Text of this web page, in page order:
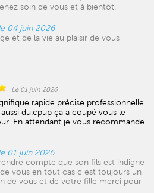
soin de vous et à bientôt.
04 juin 2026
et de la vie au plaisir de vous
Le 01 juin 2026
rapide précise professionnelle.
du.cpup ça a coupé vous le
En attendant je vous recommande
01 juin 2026
compte que son fils est indigne
vous en tout cas c est toujours un
de vous et de votre fille merci pour